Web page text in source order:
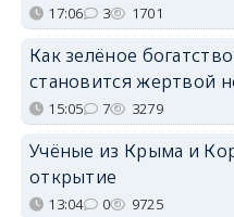
17:06 3 1701
Как зелёное
становится жертвой
15:05 7 3279
Учёные из Крыма и
открытие
13:04 0 9725